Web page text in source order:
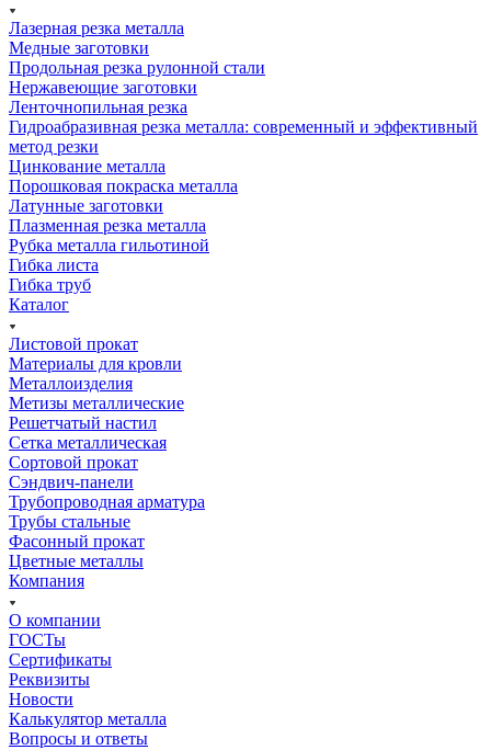
Лазерная резка металла
Медные заготовки
Продольная резка рулонной стали
Нержавеющие заготовки
Ленточнопильная резка
Гидроабразивная резка металла: современный и эффективный
метод резки
Цинкование металла
Порошковая покраска металла
Латунные заготовки
Плазменная резка металла
Рубка металла гильотиной
Гибка листа
Гибка труб
Каталог
Листовой прокат
Материалы для кровли
Металлоизделия
Метизы металлические
Решетчатый настил
Сетка металлическая
Сортовой прокат
Сэндвич-панели
Трубопроводная арматура
Трубы стальные
Фасонный прокат
Цветные металлы
Компания
О компании
ГОСТы
Сертификаты
Реквизиты
Новости
Калькулятор металла
Вопросы и ответы